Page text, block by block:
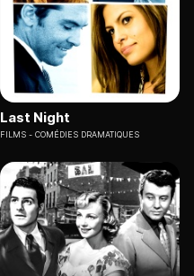
Last Night
FILMS COMÉDIES DRAMATIQUES